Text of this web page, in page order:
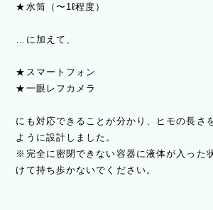
★水筒（〜1ℓ程度）
…に加えて、
★スマートフォン
★一眼レフカメラ
にも対応できることが分かり、ヒモの長さ
ように設計しました。
※完全に密閉できない容器に液体が入った
けて持ち歩かないでください。